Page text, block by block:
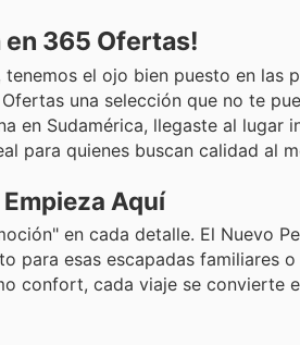
en 365 Ofertas!
el ojo bien puesto en las
una selección que no te
en Sudamérica, llegaste al lugar
para quienes buscan calidad al
Aquí
en cada detalle. El Nuevo
para esas escapadas familiares
confort, cada viaje se convierte